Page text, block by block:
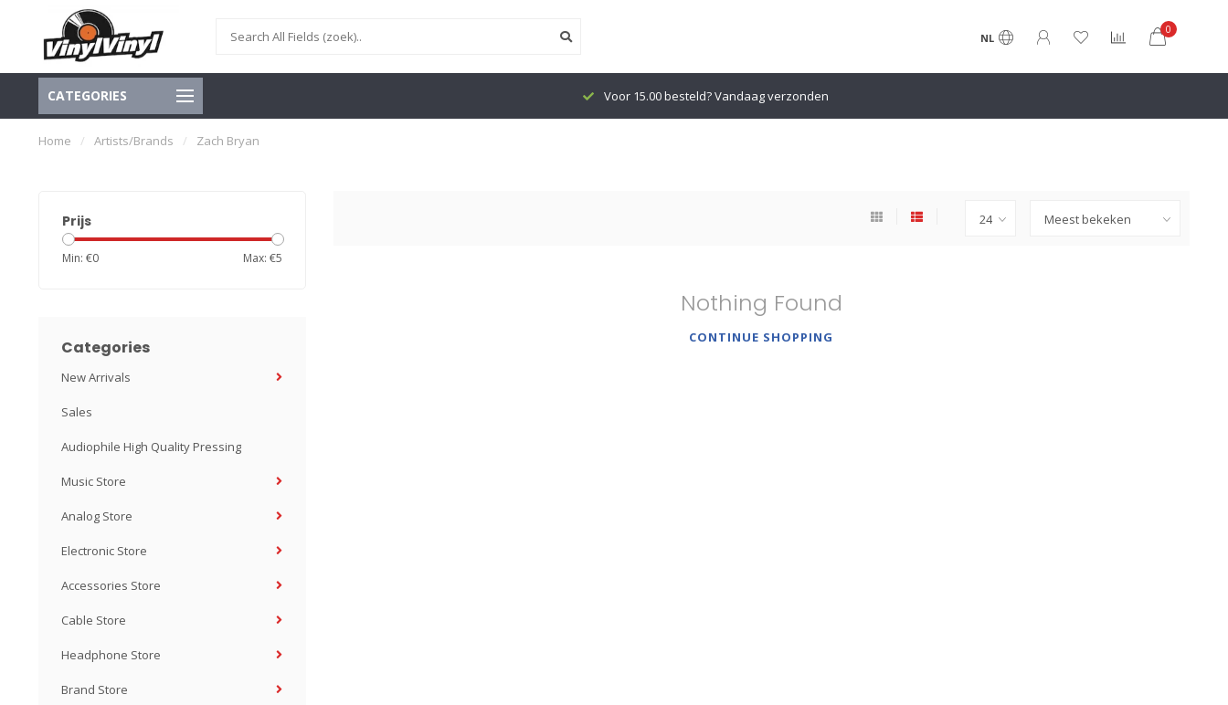
NL
0
CATEGORIES Voor 15.00 besteld? Vandaag verzonden
Home / Artists/Brands / Zach Bryan
Prijs
Min: €0 Max: €5
Categories
New Arrivals
Sales
Audiophile High Quality Pressing
Music Store
Analog Store
Electronic Store
Accessories Store
Cable Store
Headphone Store
Brand Store
Nothing Found
CONTINUE SHOPPING